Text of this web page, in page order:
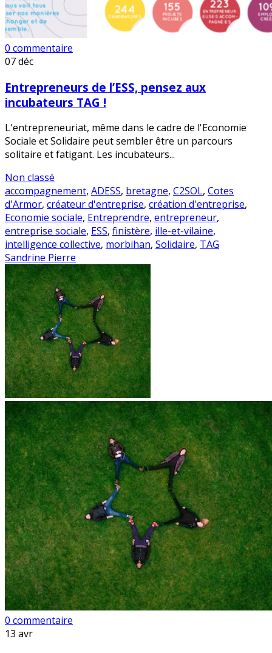
0 commentaire
07déc
Entrepreneurs de l’ESS, pensez aux
incubateurs TAG !
L'entrepreneuriat, même dans le cadre de l'Economie
Sociale et Solidaire peut sembler être un parcours
solitaire et fatigant. Les incubateurs...
Non classé
accompagnement, ADESS, bretagne, C2SOL, Cotes
d'Armor, créateur d'entreprise, création d'entreprise,
Economie sociale, Entreprendre, entrepreneur,
entreprise sociale, ESS, finistère, ille-et-vilaine,
intelligence collective, morbihan, Solidaire, TAG
Sandrine Pierre
0 commentaire
13 avr